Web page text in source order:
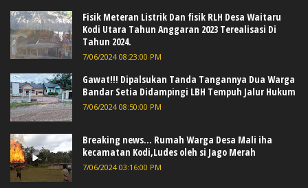
Fisik Meteran Listrik Dan fisik RLH Desa Waitaru
Kodi Utara Tahun Anggaran 2023 Terealisasi Di
Tahun 2024.
7/06/2024 08:23:00 PM
Gawat!!! Dipalsukan Tanda Tangannya Dua Warga
Bandar Setia Didampingi LBH Tempuh Jalur Hukum
7/06/2024 08:50:00 PM
Breaking news... Rumah Warga Desa Mali iha
kecamatan Kodi,Ludes oleh si Jago Merah
7/06/2024 03:16:00 PM